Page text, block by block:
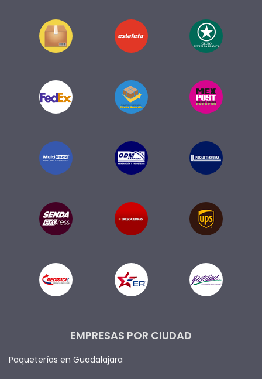
EMPRESAS POR CIUDAD
Paqueterías en Guadalajara